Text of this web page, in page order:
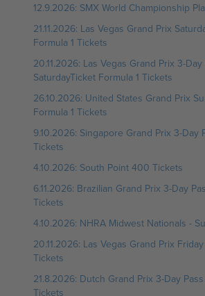
12.9.2026: SMX World Championship
21.11.2026: Las Vegas Grand Prix
Formula 1 Tickets
20.11.2026: Las Vegas Grand Prix 3-
SaturdayTicket Formula 1 Tickets
26.10.2026: United States Grand Prix
Formula 1 Tickets
9.10.2026: Singapore Grand Prix 3-Day
Tickets
4.10.2026: South Point 400 Tickets
6.11.2026: Brazilian Grand Prix 3-Day
Tickets
4.10.2026: NHRA Midwest Nationals -
20.11.2026: Las Vegas Grand Prix
Tickets
21.8.2026: Dutch Grand Prix 3-Day
Tickets